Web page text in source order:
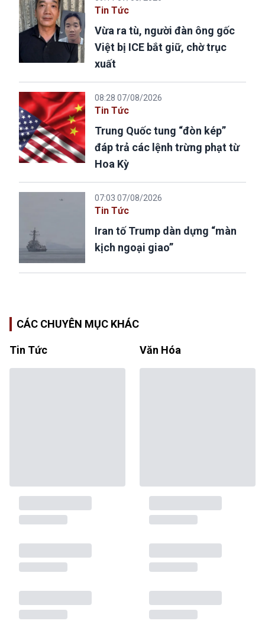
Tin Tức
Vừa ra tù, người đàn ông gốc
Việt bị ICE bắt giữ, chờ trục
xuất
08:28 07/08/2026
Tin Tức
Trung Quốc tung “đòn kép”
đáp trả các lệnh trừng phạt từ
Hoa Kỳ
07:03 07/08/2026
Tin Tức
Iran tố Trump dàn dựng “màn
kịch ngoại giao”
CÁC CHUYÊN MỤC KHÁC
Tin Tức Văn Hóa